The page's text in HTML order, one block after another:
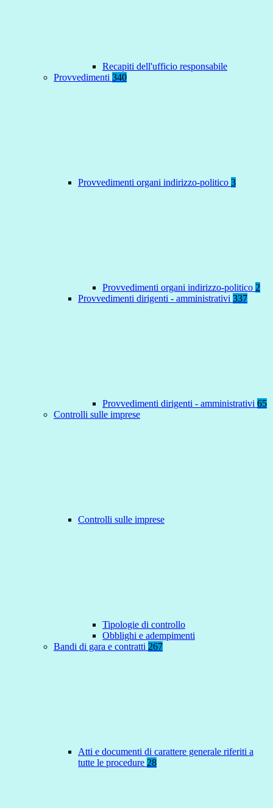
Recapiti dell'ufficio responsabile
Provvedimenti 340
Provvedimenti organi indirizzo-politico 3
Provvedimenti organi indirizzo-politico 2
Provvedimenti dirigenti - amministrativi 337
Provvedimenti dirigenti - amministrativi 65
Controlli sulle imprese
Controlli sulle imprese
Tipologie di controllo
Obblighi e adempimenti
Bandi di gara e contratti 267
Atti e documenti di carattere generale riferiti a
tutte le procedure 28